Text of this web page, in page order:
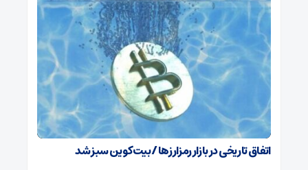
اتفاق تاریخی در بازار رمزارزها / بیت‌کوین سبز شد